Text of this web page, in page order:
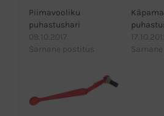
Piimavooliku
puhastushari
09.10.2017
Sarnane postitus